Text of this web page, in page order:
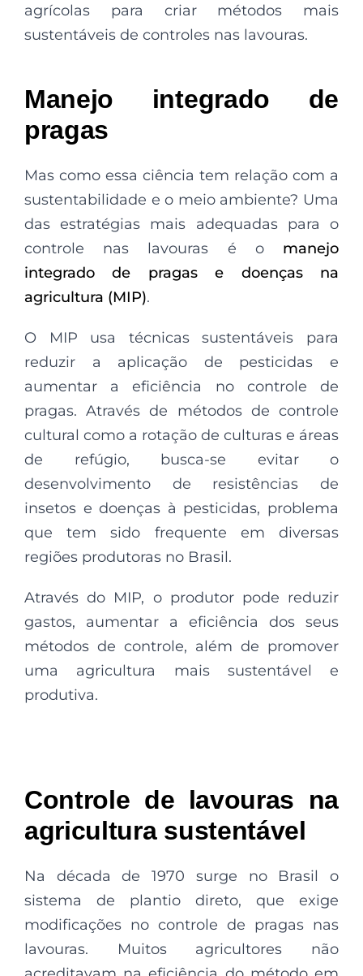
agrícolas para criar métodos mais
sustentáveis de controles nas lavouras.
Manejo integrado de
pragas
Mas como essa ciência tem relação com a
sustentabilidade e o meio ambiente? Uma
das estratégias mais adequadas para o
controle nas lavouras é o manejo
integrado de pragas e doenças na
agricultura (MIP).
O MIP usa técnicas sustentáveis para
reduzir a aplicação de pesticidas e
aumentar a eficiência no controle de
pragas. Através de métodos de controle
cultural como a rotação de culturas e áreas
de refúgio, busca-se evitar o
desenvolvimento de resistências de
insetos e doenças à pesticidas, problema
que tem sido frequente em diversas
regiões produtoras no Brasil.
Através do MIP, o produtor pode reduzir
gastos, aumentar a eficiência dos seus
métodos de controle, além de promover
uma agricultura mais sustentável e
produtiva.
Controle de lavouras na
agricultura sustentável
Na década de 1970 surge no Brasil o
sistema de plantio direto, que exige
modificações no controle de pragas nas
lavouras. Muitos agricultores não